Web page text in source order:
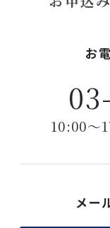
お
10:00〜
メー